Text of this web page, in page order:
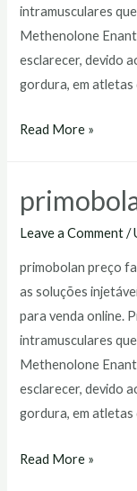
intramusculares
Methenolone
esclarecer, devido
gordura, em atletas
primobolan
Read More »
Leave a Comment /
primobolan preço
as soluções
para venda online.
intramusculares
Methenolone
esclarecer, devido
gordura, em atletas
primobolan
Read More »